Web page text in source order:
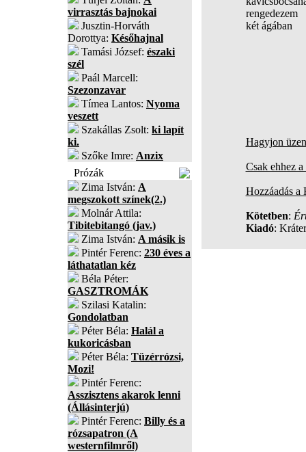
virrasztás bajnokai
Jusztin-Horváth
Dorottya: Későhajnal
Tamási József: északi
szél
Paál Marcell:
Szezonzavar
Tímea Lantos: Nyoma
veszett
Szakállas Zsolt: ki lapít
ki.
Szőke Imre: Anzix
Prózák
Zima István: A
megszokott színek(2.)
Molnár Attila:
Tibitebitangó (jav.)
Zima István: A másik is
Pintér Ferenc: 230 éves a
láthatatlan kéz
Béla Péter:
GASZTROMÁK
Szilasi Katalin:
Gondolatban
Péter Béla: Halál a
kukoricásban
Péter Béla: Tüzérrózsi,
Mozi!
Pintér Ferenc:
Asszisztens akarok lenni
(Állásinterjú)
Pintér Ferenc: Billy és a
rózsapatron (A
westernfilmről)
rengedezem
két ágában
Hagyjon
Csak ehhez
Hozzáadás
Kötetben:
Kiadó: Kráter